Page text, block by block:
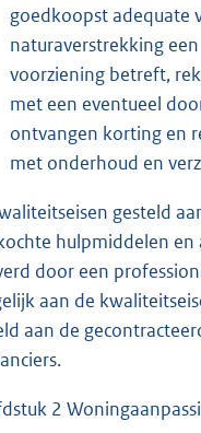
goedkoopst adequate
naturaverstrekking
voorziening betreft,
met een eventueel
ontvangen korting en
met onderhoud en
gesteld
hulpmiddelen en
door een
aan de
aan de
2